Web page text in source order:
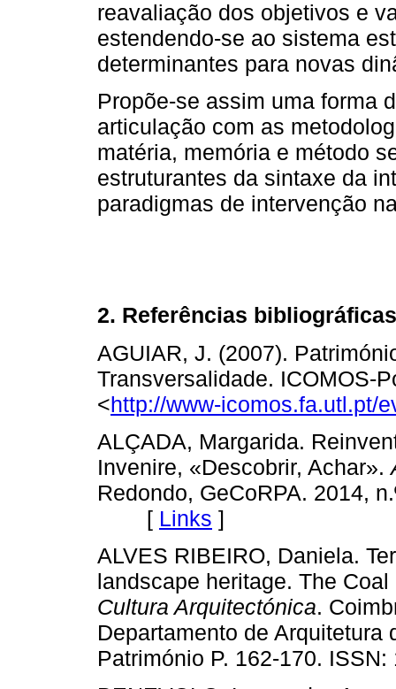
reavaliação dos objetivos e
estendendo-se ao sistema
determinantes para novas
Propõe-se assim uma forma
articulação com as
matéria, memória e método
estruturantes da sintaxe da
paradigmas de intervenção
2. Referências bibliográficas
AGUIAR, J. (2007).
Transversalidade. ICOMOS-
<http://www-icomos.fa.utl.pt/
ALÇADA, Margarida.
Invenire, «Descobrir, Achar».
Redondo, GeCoRPA. 2014,
[ Links ]
ALVES RIBEIRO, Daniela.
landscape heritage. The
Cultura Arquitectónica.
Departamento de Arquitetura
Património P. 162-170.